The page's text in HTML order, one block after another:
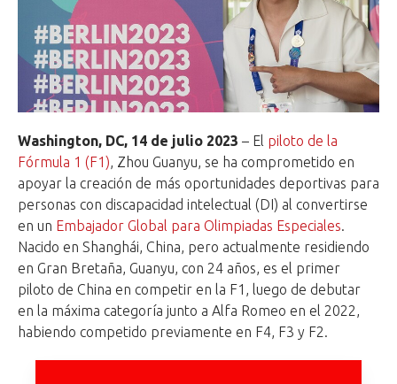
Washington, DC, 14 de julio 2023 – El piloto de la
Fórmula 1 (F1), Zhou Guanyu, se ha comprometido en
apoyar la creación de más oportunidades deportivas para
personas con discapacidad intelectual (DI) al convertirse
en un Embajador Global para Olimpiadas Especiales.
Nacido en Shanghái, China, pero actualmente residiendo
en Gran Bretaña, Guanyu, con 24 años, es el primer
piloto de China en competir en la F1, luego de debutar
en la máxima categoría junto a Alfa Romeo en el 2022,
habiendo competido previamente en F4, F3 y F2.